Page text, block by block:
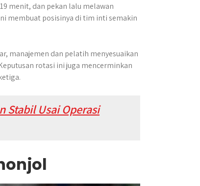
menit, dan pekan lalu melawan
membuat posisinya di tim inti semakin
manajemen dan pelatih menyesuaikan
rotasi ini juga mencerminkan
Stabil Usai Operasi